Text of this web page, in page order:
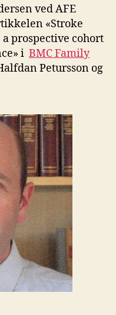
ved AFE
«Stroke
prospective cohort
i BMC Family
Petursson og